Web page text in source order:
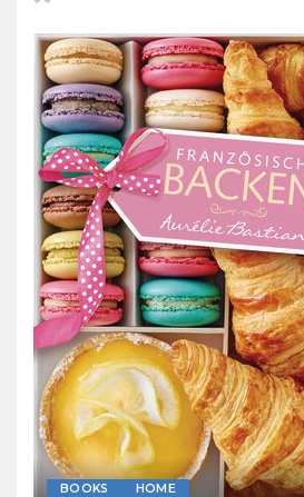
Posted
BOOKS HOME